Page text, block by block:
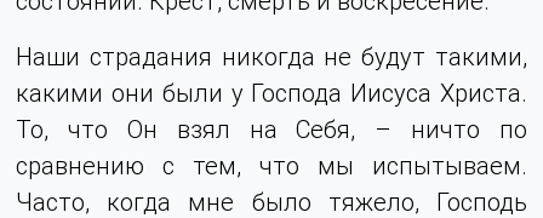
Наши страдания никогда не будут такими,
какими они были у Господа Иисуса Христа.
То, что Он взял на Себя, – ничто по
сравнению с тем, что мы испытываем.
Часто, когда мне было тяжело, Господь